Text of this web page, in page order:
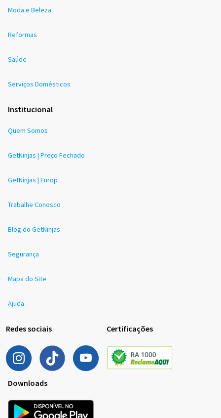
Moda e Beleza
Reformas
Saúde
Serviços Domésticos
Institucional
Quem Somos
GetNinjas | Preço Fechado
GetNinjas | Europ
Trabalhe Conosco
Blog do GetNinjas
Segurança
Mapa do Site
Ajuda
Redes sociais Certificações
Downloads